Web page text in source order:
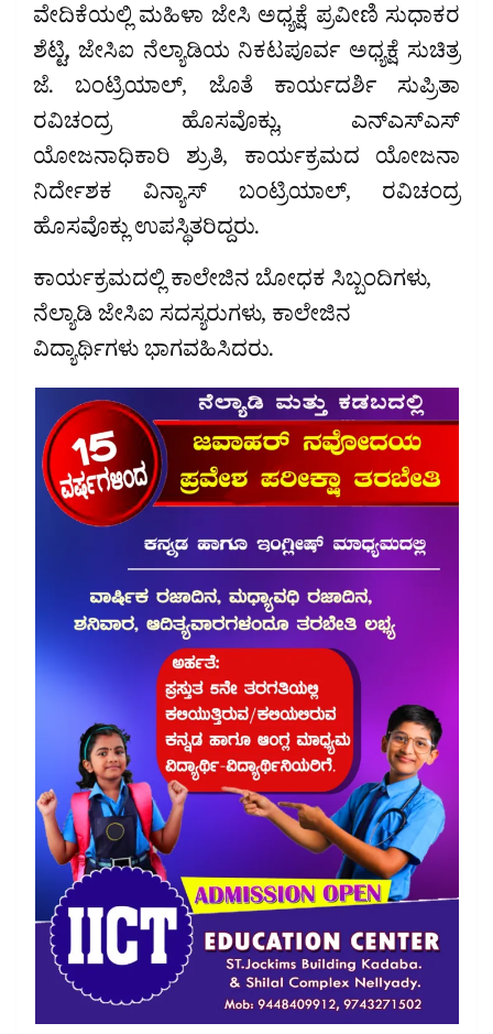
ವೇದಿಕೆಯಲ್ಲಿ ಮಹಿಳಾ ಜೇಸಿ ಅಧ್ಯಕ್ಷೆ ಪ್ರವೀಣಿ ಸುಧಾಕರ
ಶೆಟ್ಟಿ, ಜೇಸಿಐ ನೆಲ್ಯಾಡಿಯ ನಿಕಟಪೂರ್ವ ಅಧ್ಯಕ್ಷೆ ಸುಚಿತ್ರ
ಜೆ. ಬಂಟ್ರಿಯಾಲ್, ಜೊತೆ ಕಾರ್ಯದರ್ಶಿ ಸುಪ್ರಿತಾ
ರವಿಚಂದ್ರ ಹೊಸವೊಕ್ಲು, ಎನ್ಎಸ್ಎಸ್
ಯೋಜನಾಧಿಕಾರಿ ಶ್ರುತಿ, ಕಾರ್ಯಕ್ರಮದ ಯೋಜನಾ
ನಿರ್ದೇಶಕ ವಿನ್ಯಾಸ್ ಬಂಟ್ರಿಯಾಲ್, ರವಿಚಂದ್ರ
ಹೊಸವೊಕ್ಲು ಉಪಸ್ಥಿತರಿದ್ದರು.
ಕಾರ್ಯಕ್ರಮದಲ್ಲಿ ಕಾಲೇಜಿನ ಬೋಧಕ ಸಿಬ್ಬಂದಿಗಳು,
ನೆಲ್ಯಾಡಿ ಜೇಸಿಐ ಸದಸ್ಯರುಗಳು, ಕಾಲೇಜಿನ
ವಿದ್ಯಾರ್ಥಿಗಳು ಭಾಗವಹಿಸಿದರು.